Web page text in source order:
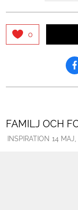
0
FAMILJ OCH
INSPIRATION 14 MAJ,